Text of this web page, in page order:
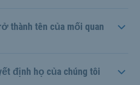
thành tên của mối quan
định họ của chúng tôi